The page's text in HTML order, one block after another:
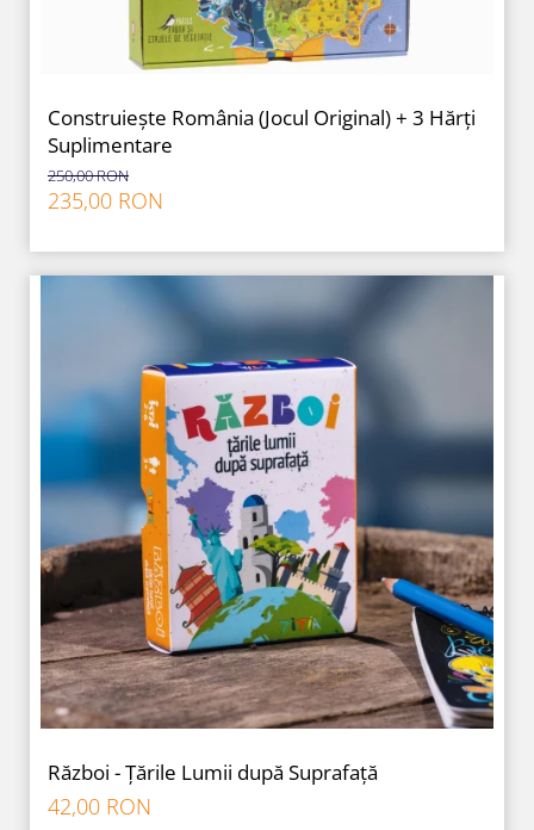
Construiește România (Jocul Original) + 3 Hărți
Suplimentare
250,00 RON
235,00 RON
Război - Țările Lumii după Suprafață
42,00 RON